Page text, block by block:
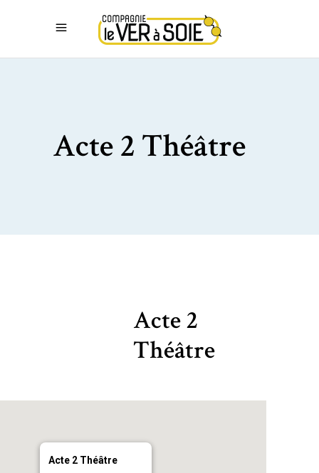
Acte 2 Théâtre
Acte 2
Théâtre
Acte 2 Théâtre